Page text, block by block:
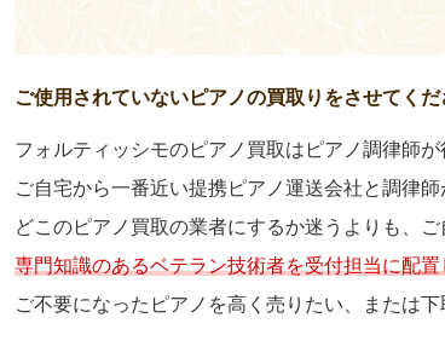
ご使用されていないピアノの買取りをさせてくだ
フォルティッシモのピアノ買取はピアノ調律師が
ご自宅から一番近い提携ピアノ運送会社と調律
どこのピアノ買取の業者にするか迷うよりも、
専門知識のあるベテラン技術者を受付担当に配
ご不要になったピアノを高く売りたい、または